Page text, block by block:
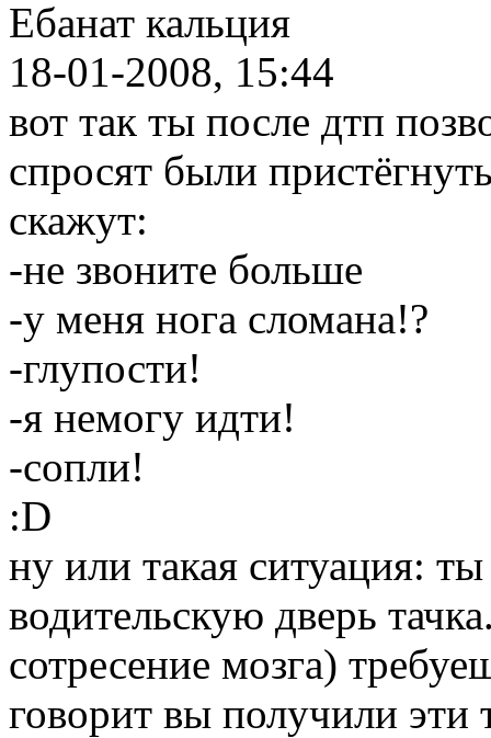
Ебанат кальция
18-01-2008, 15:44
вот так ты после дтп
спросят были
скажут:
-не звоните больше
-у меня нога сломана!?
-глупости!
-я немогу идти!
-сопли!
:D
ну или такая ситуация: ты
водительскую дверь
сотресение мозга)
говорит вы получили эти